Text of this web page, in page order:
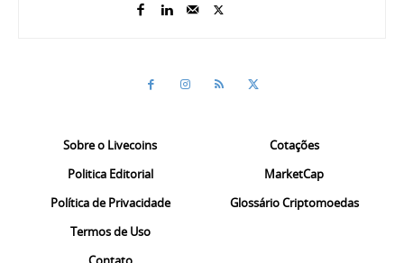
Sobre o Livecoins
Politica Editorial
Política de Privacidade
Termos de Uso
Cotações
MarketCap
Glossário Criptomoedas